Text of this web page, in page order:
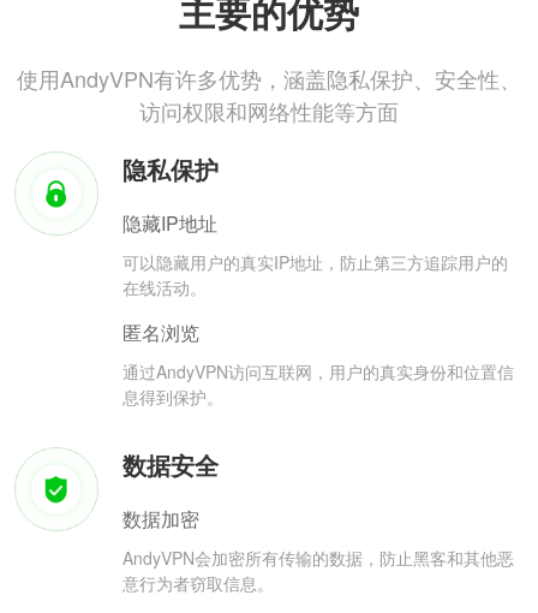
主要的优势
使用AndyVPN有许多优势，涵盖隐私保护、安全性、
访问权限和网络性能等方面
隐私保护
隐藏IP地址
可以隐藏用户的真实IP地址，防止第三方追踪用户的
在线活动。
匿名浏览
通过AndyVPN访问互联网，用户的真实身份和位置信
息得到保护。
数据安全
数据加密
AndyVPN会加密所有传输的数据，防止黑客和其他恶
意行为者窃取信息。